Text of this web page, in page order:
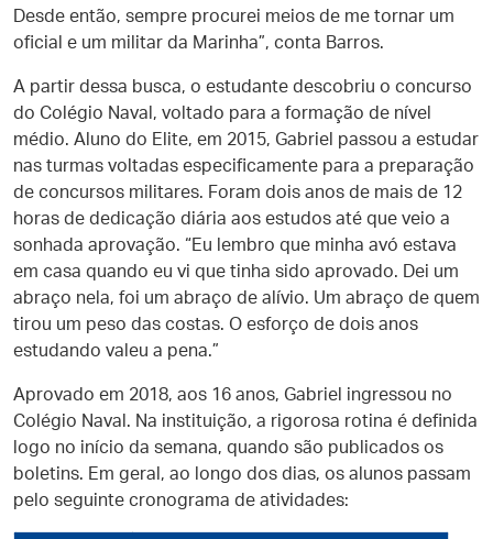
Desde então, sempre procurei meios de me tornar um
oficial e um militar da Marinha”, conta Barros.
A partir dessa busca, o estudante descobriu o concurso
do Colégio Naval, voltado para a formação de nível
médio. Aluno do Elite, em 2015, Gabriel passou a estudar
nas turmas voltadas especificamente para a preparação
de concursos militares. Foram dois anos de mais de 12
horas de dedicação diária aos estudos até que veio a
sonhada aprovação. “Eu lembro que minha avó estava
em casa quando eu vi que tinha sido aprovado. Dei um
abraço nela, foi um abraço de alívio. Um abraço de quem
tirou um peso das costas. O esforço de dois anos
estudando valeu a pena.”
Aprovado em 2018, aos 16 anos, Gabriel ingressou no
Colégio Naval. Na instituição, a rigorosa rotina é definida
logo no início da semana, quando são publicados os
boletins. Em geral, ao longo dos dias, os alunos passam
pelo seguinte cronograma de atividades: